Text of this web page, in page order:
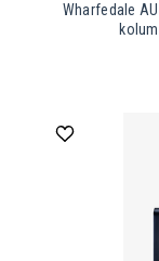
Wharfedale